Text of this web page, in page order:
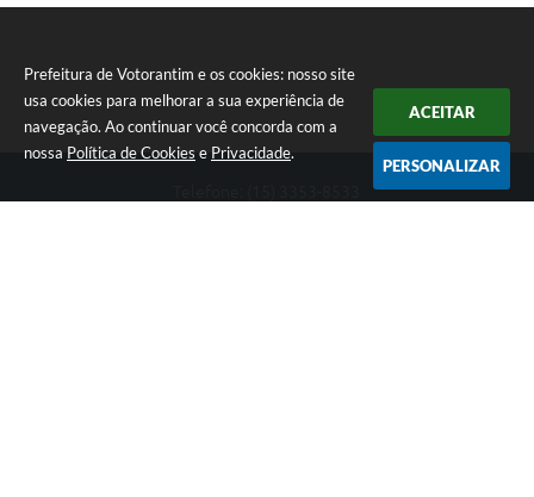
Prefeitura de Votorantim e os cookies: nosso site
usa cookies para melhorar a sua experiência de
navegação. Ao continuar você concorda com a
nossa Política de Cookies e Privacidade.
ACEITAR
PERSONALIZAR